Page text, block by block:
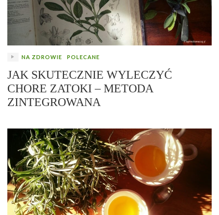
NA ZDROWIE POLECANE
JAK SKUTECZNIE WYLECZYĆ
CHORE ZATOKI – METODA
ZINTEGROWANA